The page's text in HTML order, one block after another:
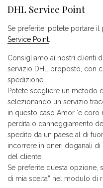
DHL Service Point
Se preferite, potete portare
Service Point.
Consigliamo ai nostri clienti
servizio DHL proposto, con
spedizione.
Potete scegliere un metodo
selezionando un servizio
in questo caso Amor ‘e
perdita o danneggiamento
spedito da un paese al di
incorrere in oneri doganali di
del cliente.
Se preferite questa opzione,
di mia scelta” nel modulo di